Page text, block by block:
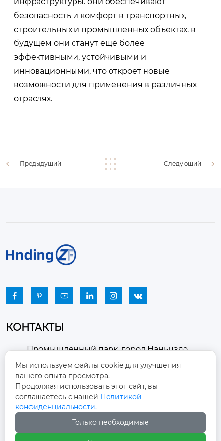
безопасность и комфорт в транспортных,
строительных и промышленных объектах. в
будущем они станут ещё более
эффективными, устойчивыми и
инновационными, что откроет новые
возможности для применения в различных
отраслях.
Предыдущий Следующий
     
КОНТАКТЫ

Промышленный парк, город Наньцзяо,
район Чжоуцунь, город Цзыбо, провинция
Шаньдун
 winston-xu@hengdingfan.com
+86-13806434669
Мы используем файлы cookie для улучшения
вашего опыта просмотра.
Продолжая использовать этот сайт, вы
соглашаетесь с нашей Политикой
конфиденциальности.
Только необходимые